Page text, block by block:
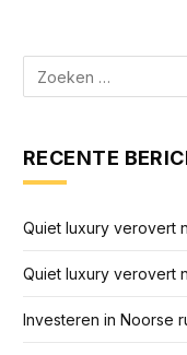
RECENTE
Quiet luxury verovert
Quiet luxury verovert
Investeren in Noorse